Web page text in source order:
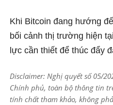
Khi Bitcoin đang hướng
bối cảnh thị trường hiện
lực cần thiết để thúc đẩy
Disclaimer: Nghị quyết số 05/
Chính phủ, toàn bộ thông tin
tính chất tham khảo, không